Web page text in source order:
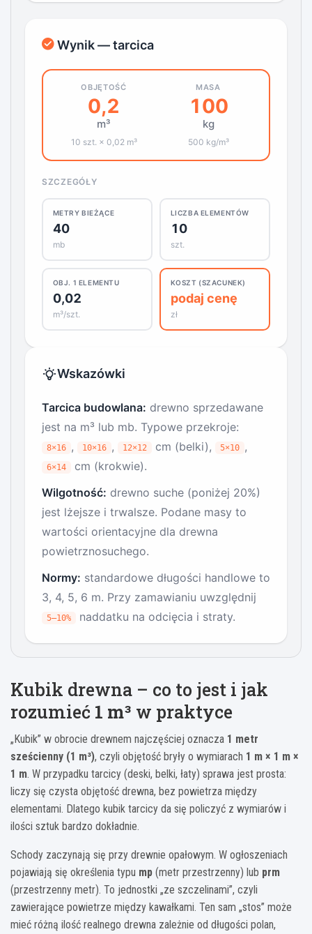
Wynik — tarcica
OBJĘTOŚĆ
0,2
m³
10 szt. × 0,02 m³
MASA
100
kg
500 kg/m³
SZCZEGÓŁY
METRY BIEŻĄCE
40
mb
LICZBA ELEMENTÓW
10
szt.
OBJ. 1 ELEMENTU
0,02
m³/szt.
KOSZT (SZACUNEK)
podaj cenę
zł
Wskazówki
Tarcica budowlana: drewno sprzedawane
jest na m³ lub mb. Typowe przekroje:
8×16 , 10×16 , 12×12 cm (belki), 5×10 ,
6×14
cm (krokwie).
Wilgotność: drewno suche (poniżej 20%)
jest lżejsze i trwalsze. Podane masy to
wartości orientacyjne dla drewna
powietrznosuchego.
Normy: standardowe długości handlowe to
3, 4, 5, 6 m. Przy zamawianiu uwzględnij
5–10% naddatku na odcięcia i straty.
Kubik drewna – co to jest i jak
rozumieć 1 m³ w praktyce
„Kubik” w obrocie drewnem najczęściej oznacza 1 metr
sześcienny (1 m³), czyli objętość bryły o wymiarach 1 m × 1 m ×
1 m. W przypadku tarcicy (deski, belki, łaty) sprawa jest prosta:
liczy się czysta objętość drewna, bez powietrza między
elementami. Dlatego kubik tarcicy da się policzyć z wymiarów i
ilości sztuk bardzo dokładnie.
Schody zaczynają się przy drewnie opałowym. W ogłoszeniach
pojawiają się określenia typu mp (metr przestrzenny) lub prm
(przestrzenny metr). To jednostki „ze szczelinami”, czyli
zawierające powietrze między kawałkami. Ten sam „stos” może
mieć różną ilość realnego drewna zależnie od długości polan,